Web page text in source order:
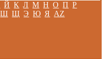
Й К Л М Н О П Р
Ш Щ Э Ю Я AZ